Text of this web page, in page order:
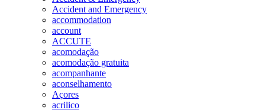
Accident and Emergency
accommodation
account
ACCUTE
acomodação
acomodação gratuita
acompanhante
aconselhamento
Açores
acrilico